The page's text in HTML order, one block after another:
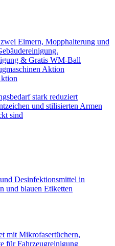
& Gratis WM-Ball
Aktion
stark reduziert